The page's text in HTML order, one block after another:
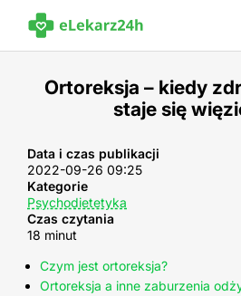
Ortoreksja – kiedy
staje się
Data i czas publikacji
2022-09-26 09:25
Kategorie
Psychodietetyka
Czas czytania
18 minut
Czym jest ortoreksja?
Ortoreksja a inne zaburzenia